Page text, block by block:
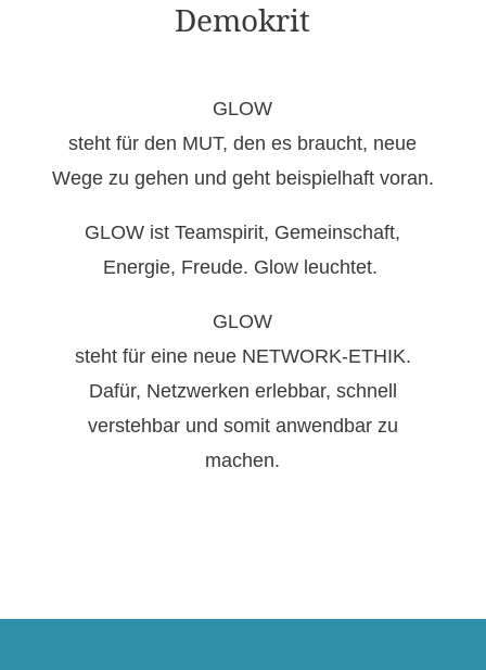
Demokrit
GLOW
steht für den MUT, den es braucht, neue
Wege zu gehen und geht beispielhaft voran.
GLOW ist Teamspirit, Gemeinschaft,
Energie, Freude. Glow leuchtet.
GLOW
steht für eine neue NETWORK-ETHIK.
Dafür, Netzwerken erlebbar, schnell
verstehbar und somit anwendbar zu
machen.